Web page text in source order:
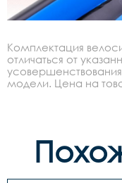
Комплектация
отличаться от
модели. Цена на